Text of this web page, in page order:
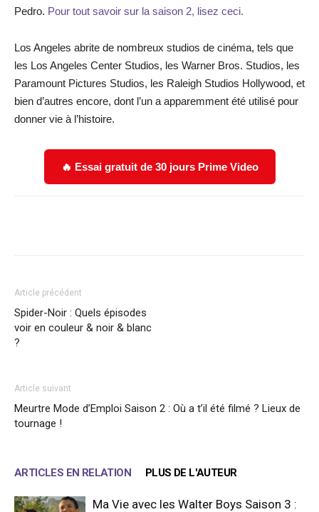
Pedro. Pour tout savoir sur la saison 2, lisez ceci.
Los Angeles abrite de nombreux studios de cinéma, tels que
les Los Angeles Center Studios, les Warner Bros. Studios, les
Paramount Pictures Studios, les Raleigh Studios Hollywood, et
bien d’autres encore, dont l’un a apparemment été utilisé pour
donner vie à l’histoire.
🔥 Essai gratuit de 30 jours Prime Video
Article précédent
Spider-Noir : Quels épisodes
voir en couleur & noir & blanc
?
Article suivant
Meurtre Mode d’Emploi Saison 2 : Où a t’il été filmé ? Lieux de
tournage !
ARTICLES EN RELATION PLUS DE L'AUTEUR
Ma Vie avec les Walter Boys Saison 3 :